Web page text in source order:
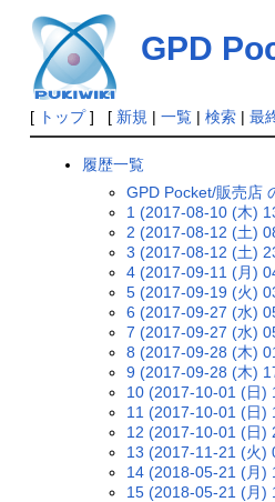
GPD
[ トップ] [ 新規 | 一覧| 検索| 最
履歴一覧
GPD Pocket/販売店
1 (2017-08-10 (木)
2 (2017-08-12 (土)
3 (2017-08-12 (土)
4 (2017-09-11 (月)
5 (2017-09-19 (火)
6 (2017-09-27 (水)
7 (2017-09-27 (水)
8 (2017-09-28 (木)
9 (2017-09-28 (木)
10 (2017-10-01 (日)
11 (2017-10-01 (日)
12 (2017-10-01 (日)
13 (2017-11-21 (火)
14 (2018-05-21 (月)
15 (2018-05-21 (月)